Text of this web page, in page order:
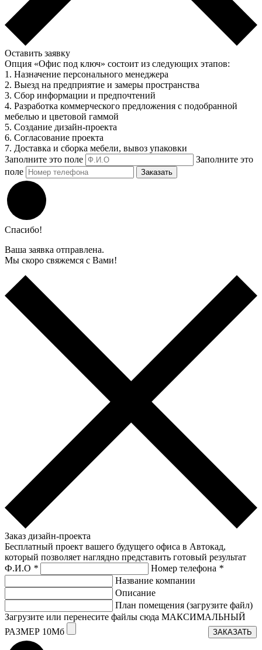
Оставить заявку
Опция «Офис под ключ» состоит из следующих этапов:
1. Назначение персонального менеджера
2. Выезд на предприятие и замеры пространства
3. Сбор информации и предпочтений
4. Разработка коммерческого предложения с подобранной
мебелью и цветовой гаммой
5. Создание дизайн-проекта
6. Согласование проекта
7. Доставка и сборка мебели, вывоз упаковки
Заполните это поле
Заполните это
поле
Заказать
Спасибо!
Ваша заявка отправлена.
Мы скоро свяжемся с Вами!
Заказ дизайн-проекта
Бесплатный проект вашего будущего офиса в Автокад,
который позволяет наглядно представить готовый результат
Ф.И.О * Номер телефона *
Название компании
Описание
План помещения (загрузите файл)
Загрузите или перенесите файлы сюда МАКСИМАЛЬНЫЙ
РАЗМЕР 10Мб
ЗАКАЗАТЬ